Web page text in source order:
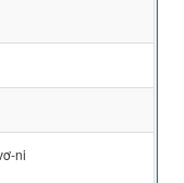
ni